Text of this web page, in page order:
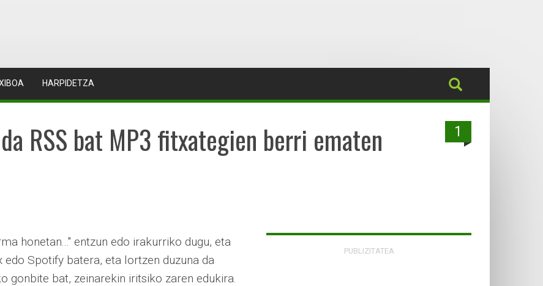
HARPIDETZA
1
RSS bat MP3 fitxategien berri ematen
honetan..." entzun edo irakurriko dugu, eta
Spotify batera, eta lortzen duzuna da
gonbite bat, zeinarekin iritsiko zaren edukira.
PUBLIZITATEA